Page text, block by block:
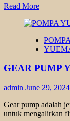
Read MoreRead
about
ZPG
POMPA
GEAR PUMP
admin June 29, 2024
Gear pump adalah
untuk mengalirkan